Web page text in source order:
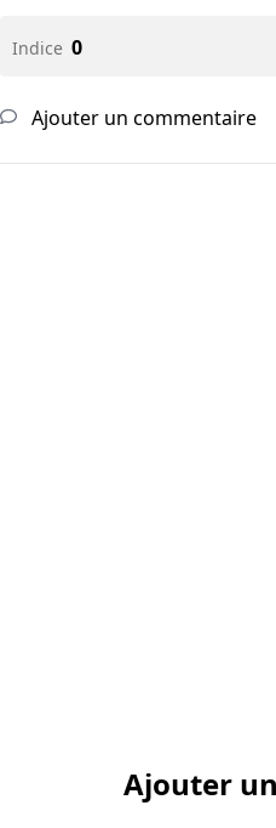
Indice 0
Ajouter un commentaire
Ajouter